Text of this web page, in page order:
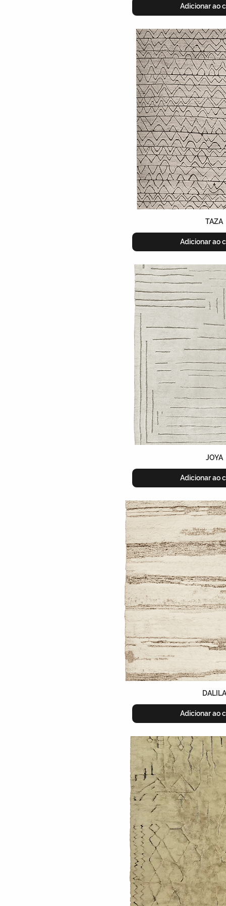
Adicionar ao
TAZA
Adicionar ao
JOYA
Adicionar ao
DALILA
Adicionar ao